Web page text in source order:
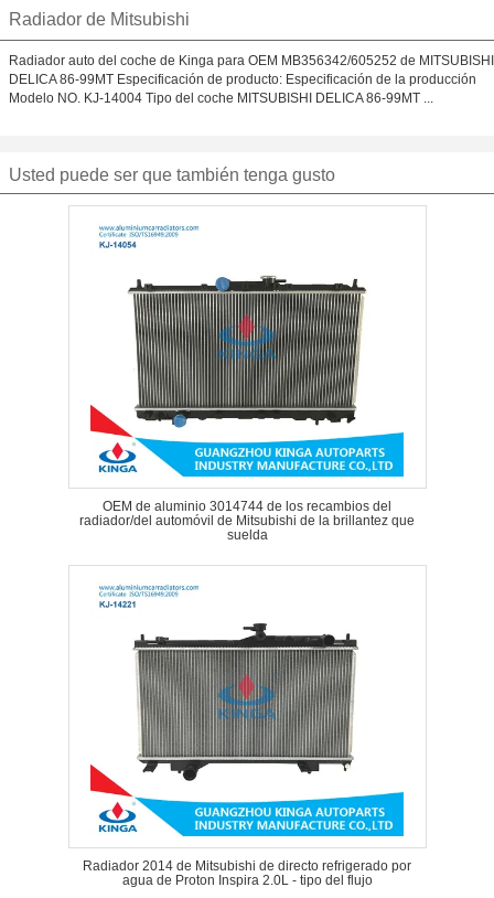
Radiador de Mitsubishi
Radiador auto del coche de Kinga para OEM MB356342/605252 de MITSUBISHI
DELICA 86-99MT Especificación de producto: Especificación de la producción
Modelo NO. KJ-14004 Tipo del coche MITSUBISHI DELICA 86-99MT ...
Usted puede ser que también tenga gusto
OEM de aluminio 3014744 de los recambios del
radiador/del automóvil de Mitsubishi de la brillantez que
suelda
Radiador 2014 de Mitsubishi de directo refrigerado por
agua de Proton Inspira 2.0L - tipo del flujo